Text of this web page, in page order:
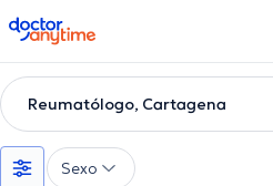
doctoranytime
Reumatólogo, Cartagena
Sexo